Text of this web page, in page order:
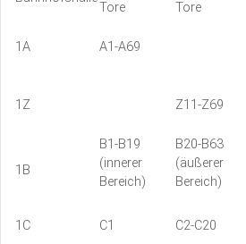
Tore Tore
1A A1-A69
1Z Z11-Z69
1B
B1-B19
(innerer
Bereich)
B20-B63
(äußerer
Bereich)
1C C1 C2-C20